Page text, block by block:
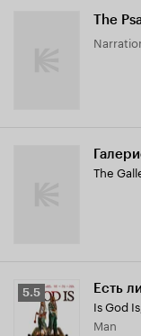
The
The
Рейтинг
Кинопоиска
5.5
5.5 Есть
Is God Is
Man